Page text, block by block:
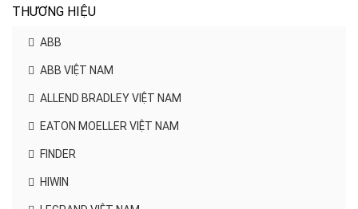
THƯƠNG HIỆU
ABB
ABB VIỆT NAM
ALLEND BRADLEY VIỆT NAM
EATON MOELLER VIỆT NAM
FINDER
HIWIN